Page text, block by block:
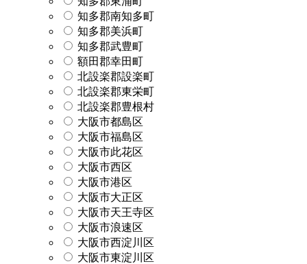
知多郡南知多町
知多郡美浜町
知多郡武豊町
額田郡幸田町
北設楽郡設楽町
北設楽郡東栄町
北設楽郡豊根村
大阪市都島区
大阪市福島区
大阪市此花区
大阪市西区
大阪市港区
大阪市大正区
大阪市天王寺区
大阪市浪速区
大阪市西淀川区
大阪市東淀川区